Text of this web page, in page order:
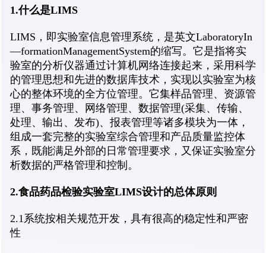
1.什么是LIMS
LIMS，即实验室信息管理系统，是英文LaboratoryIn
—formationManagementSystem的缩写。它是指将实
验室的分析仪器通过计算机网络连接起来，采用科学
的管理思想和先进的数据库技术，实现以实验室为核
心的整体环境的全方位管理。它集样品管理、资源管
理、事务管理、网络管理、数据管理(采集、传输、
处理、输出、发布)、报表管理等诸多模块为一体，
组成一套完整的实验室综合管理和产品质量监控体
系，既能满足外部的日常管理要求，又保证实验室分
析数据的严格管理和控制。
2.食品药品检验实验室LIMS设计的总体原则
2.1系统按相关规范开发，具有很高的稳定性和严密
性